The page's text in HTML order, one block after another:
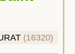
(16320)